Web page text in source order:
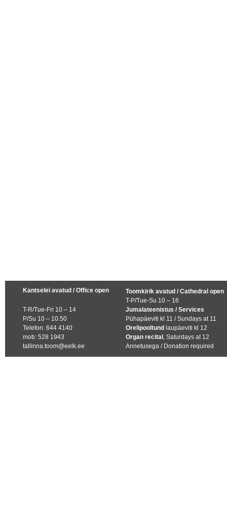
Kantselei avatud / Office open
T-R/Tue-Fri 10 – 14
P/Su 10 – 10.50
Telefon: 644 4140
mob: 528 1943
tallinna.toom@eelk.ee
Toomkirik avatud / Cathedral open
T-P/Tue-Su 10 – 16
Jumalateenistus / Services
Pühapäeviti kl 11 / Sundays at 11
Orelipooltund laupäeviti kl 12
Organ recital , Saturdays at 12
Annetusega / Donation required